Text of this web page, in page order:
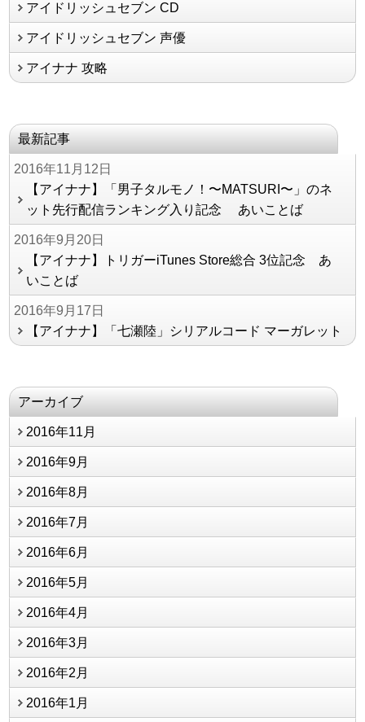
アイドリッシュセブン CD
アイドリッシュセブン 声優
アイナナ 攻略
最新記事
2016年11月12日
【アイナナ】「男子タルモノ！〜MATSURI〜」のネ
ット先行配信ランキング入り記念 あいことば
2016年9月20日
【アイナナ】トリガーiTunes Store総合 3位記念 あ
いことば
2016年9月17日
【アイナナ】「七瀬陸」シリアルコード マーガレット
アーカイブ
2016年11月
2016年9月
2016年8月
2016年7月
2016年6月
2016年5月
2016年4月
2016年3月
2016年2月
2016年1月